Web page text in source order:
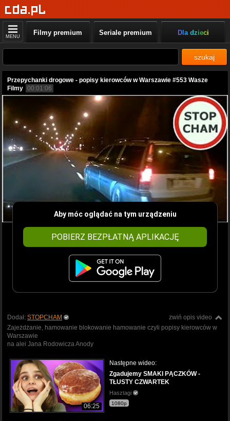
MENU Filmy premium Seriale premium Dla dzieci
szukaj
Przepychanki drogowe - popisy kierowców w Warszawie #553 Wasze
Filmy 00:01:06
Aby móc oglądać na tym urządzeniu
POBIERZ BEZPŁATNĄ APLIKACJĘ
zwiń opis video
Dodał: STOPCHAM
Zajeżdżanie, hamowanie blokowanie hamowanie czyli popisy kierowców w
Warszawie
na alei Jana Rodowicza Anody
06:25
Następne wideo:
Zgadujemy SMAKI PĄCZKÓW -
TŁUSTY CZWARTEK
Hasztagi
1080p